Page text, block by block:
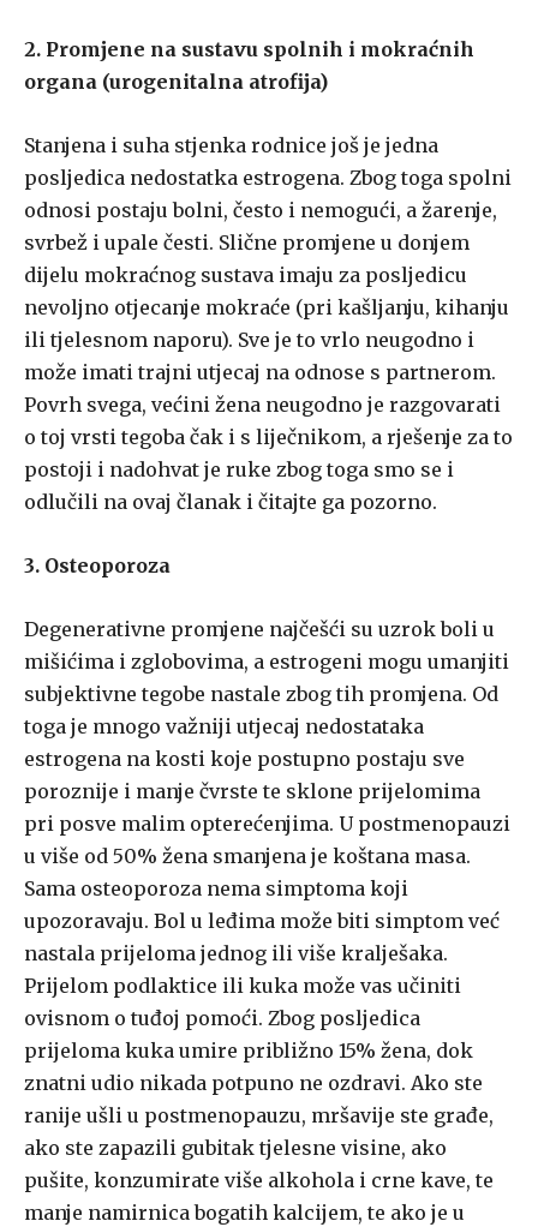
2. Promjene na sustavu spolnih i mokraćnih
organa (urogenitalna atrofija)
Stanjena i suha stjenka rodnice još je jedna
posljedica nedostatka estrogena. Zbog toga spolni
odnosi postaju bolni, često i nemogući, a žarenje,
svrbež i upale česti. Slične promjene u donjem
dijelu mokraćnog sustava imaju za posljedicu
nevoljno otjecanje mokraće (pri kašljanju, kihanju
ili tjelesnom naporu). Sve je to vrlo neugodno i
može imati trajni utjecaj na odnose s partnerom.
Povrh svega, većini žena neugodno je razgovarati
o toj vrsti tegoba čak i s liječnikom, a rješenje za to
postoji i nadohvat je ruke zbog toga smo se i
odlučili na ovaj članak i čitajte ga pozorno.
3. Osteoporoza
Degenerativne promjene najčešći su uzrok boli u
mišićima i zglobovima, a estrogeni mogu umanjiti
subjektivne tegobe nastale zbog tih promjena. Od
toga je mnogo važniji utjecaj nedostataka
estrogena na kosti koje postupno postaju sve
poroznije i manje čvrste te sklone prijelomima
pri posve malim opterećenjima. U postmenopauzi
u više od 50% žena smanjena je koštana masa.
Sama osteoporoza nema simptoma koji
upozoravaju. Bol u leđima može biti simptom već
nastala prijeloma jednog ili više kralješaka.
Prijelom podlaktice ili kuka može vas učiniti
ovisnom o tuđoj pomoći. Zbog posljedica
prijeloma kuka umire približno 15% žena, dok
znatni udio nikada potpuno ne ozdravi. Ako ste
ranije ušli u postmenopauzu, mršavije ste građe,
ako ste zapazili gubitak tjelesne visine, ako
pušite, konzumirate više alkohola i crne kave, te
manje namirnica bogatih kalcijem, te ako je u